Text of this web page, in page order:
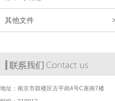
其他文件
地址： 南京市鼓楼区古平岗4号C座南7楼